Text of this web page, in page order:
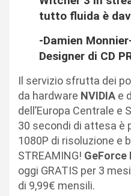
tutto fluida è
-Damien
Designer di CD
Il servizio sfrutta dei
da hardware NVIDIA e
dell’Europa Centrale e
30 secondi di attesa è
1080P di risoluzione e
STREAMING! GeForce
oggi GRATIS per 3
di 9,99€ mensili.